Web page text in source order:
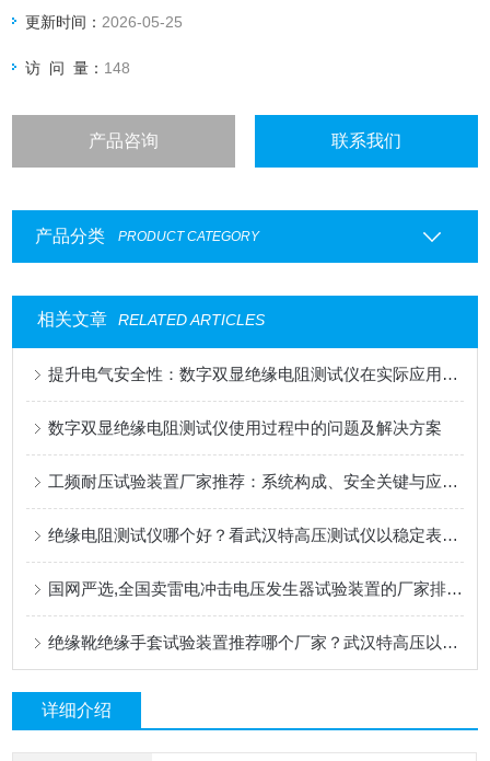
更新时间： 2026-05-25
访 问 量： 148
产品咨询 联系我们
产品分类 PRODUCT CATEGORY
相关文章 RELATED ARTICLES
提升电气安全性：数字双显绝缘电阻测试仪在实际应用中的重要性
数字双显绝缘电阻测试仪使用过程中的问题及解决方案
工频耐压试验装置厂家推荐：系统构成、安全关键与应用解析
绝缘电阻测试仪哪个好？看武汉特高压测试仪以稳定表现赢得用户心
国网严选,全国卖雷电冲击电压发生器试验装置的厂家排名?
绝缘靴绝缘手套试验装置推荐哪个厂家？武汉特高压以实用性能赢得用户选择
详细介绍